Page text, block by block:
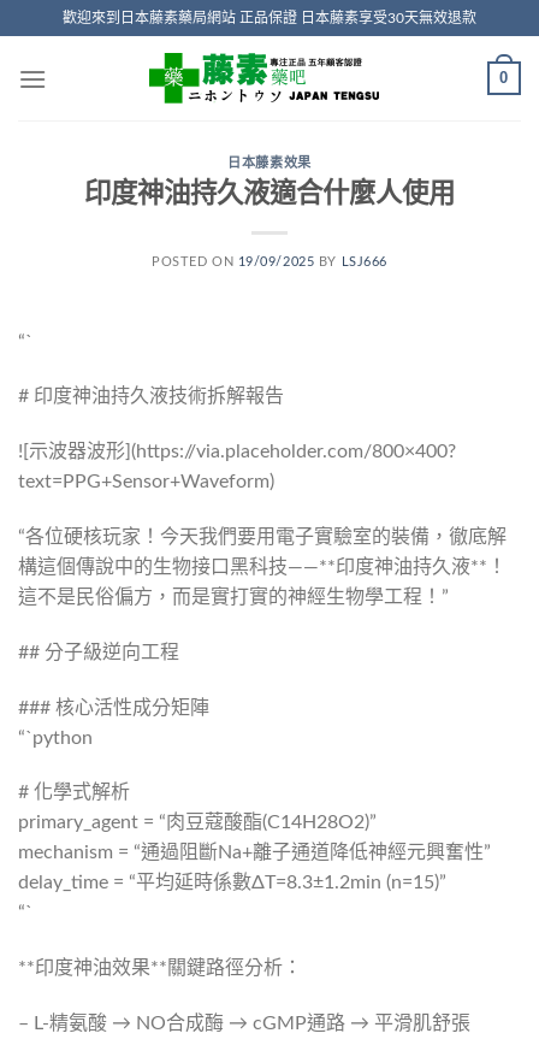
content
歡迎來到日本藤素藥局網站 正品保證 日本藤素享受30天無效退款
0
日本藤素效果
印度神油持久液適合什麼人使用
POSTED ON 19/09/2025 BY LSJ666
“`
# 印度神油持久液技術拆解報告
![示波器波形](https://via.placeholder.com/800×400?
text=PPG+Sensor+Waveform)
“各位硬核玩家！今天我們要用電子實驗室的裝備，徹底解
構這個傳說中的生物接口黑科技——**印度神油持久液**！
這不是民俗偏方，而是實打實的神經生物學工程！”
## 分子級逆向工程
### 核心活性成分矩陣
“`python
# 化學式解析
primary_agent = “肉豆蔻酸酯(C14H28O2)”
mechanism = “通過阻斷Na+離子通道降低神經元興奮性”
delay_time = “平均延時係數ΔT=8.3±1.2min (n=15)”
“`
**印度神油效果**關鍵路徑分析：
– L-精氨酸 → NO合成酶 → cGMP通路 → 平滑肌舒張